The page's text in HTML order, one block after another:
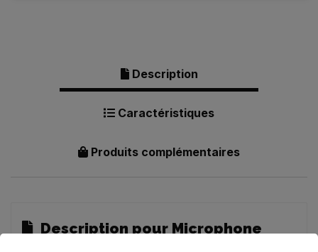
Description
Caractéristiques
Produits complémentaires
Description pour Microphone